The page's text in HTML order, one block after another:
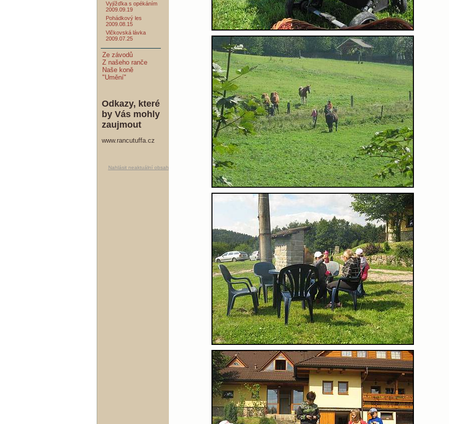
Vyjížďka s opékáním
2009.09.19
Pohádkový les
2009.08.15
Vlčkovská lávka
2009.07.25
Ze závodů
Z našeho ranče
Naše koně
"Umění"
Odkazy, které
by Vás mohly
zaujmout
www.rancutuffa.cz
Nahlásit neaktuální obsah